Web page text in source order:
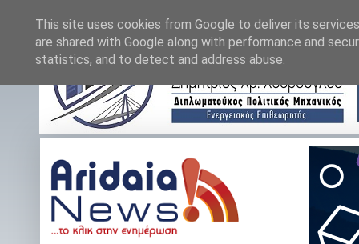
This site uses cookies from Google to deliver its
are shared with Google along with performance and
statistics, and to detect and address abuse.